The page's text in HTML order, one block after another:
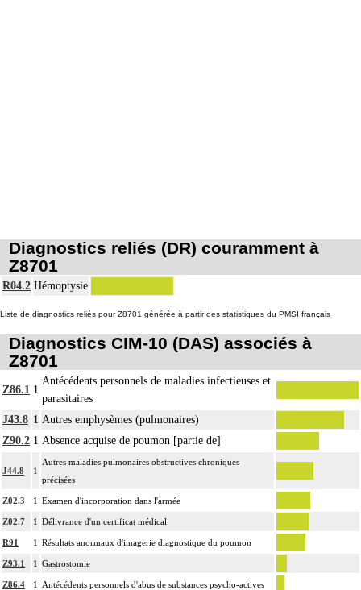
Diagnostics reliés (DR) couramment à
Z8701
R04.2 Hémoptysie
Liste de diagnostics reliés pour Z8701 générée à partir des statistiques du PMSI français
Diagnostics CIM-10 (DAS) associés à
Z8701
Z86.1 1
Antécédents personnels de maladies infectieuses et
parasitaires
J43.8 1 Autres emphysèmes (pulmonaires)
Z90.2 1 Absence acquise de poumon [partie de]
J44.8 1
Autres maladies pulmonaires obstructives chroniques
précisées
Z02.3 1 Examen d'incorporation dans l'armée
Z02.7 1 Délivrance d'un certificat médical
R91 1 Résultats anormaux d'imagerie diagnostique du poumon
Z93.1 1 Gastrostomie
Z86.4 1 Antécédents personnels d'abus de substances psycho-actives